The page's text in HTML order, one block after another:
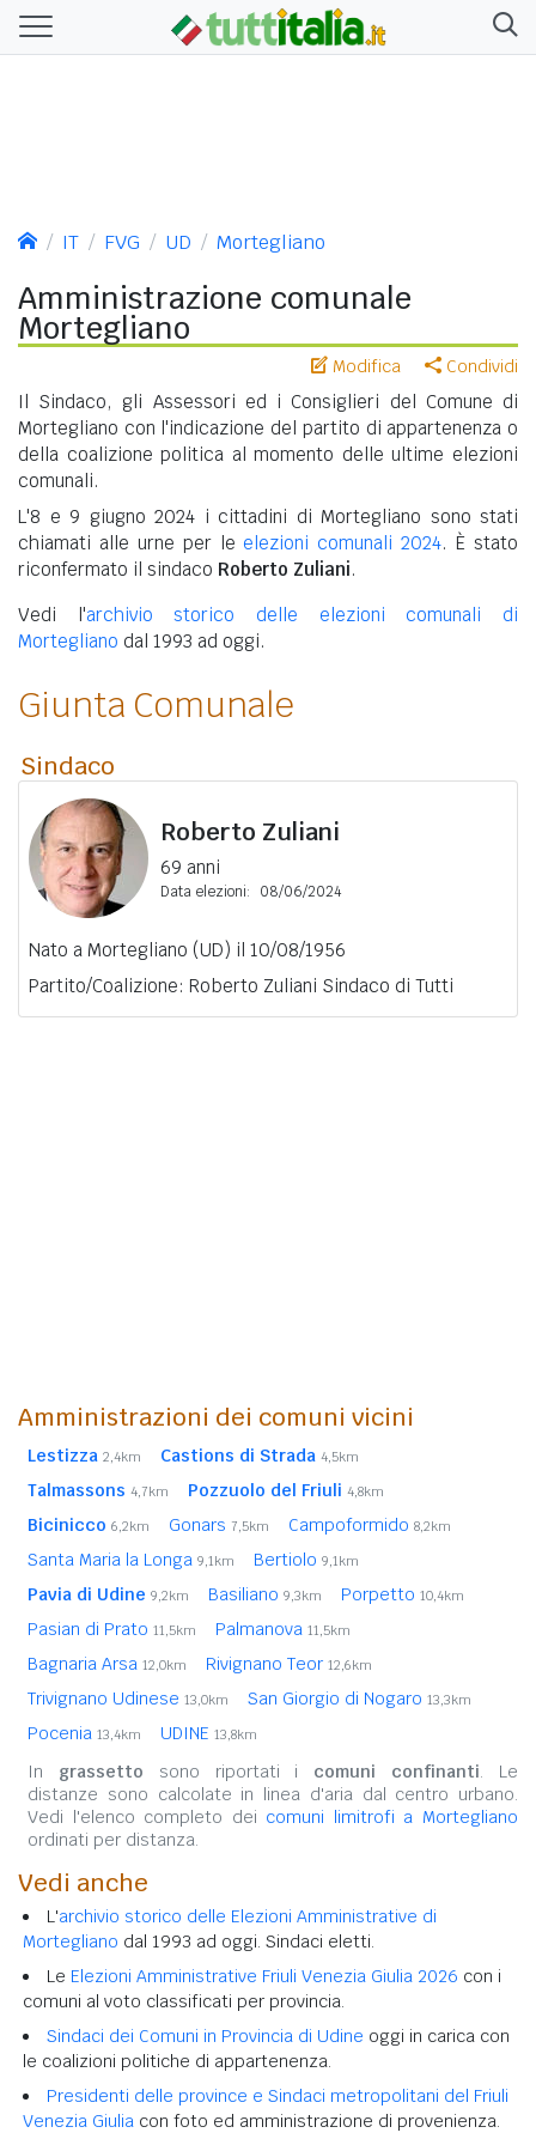
IT FVG UD Mortegliano
Amministrazione comunale
Mortegliano
Modifica Condividi
Il Sindaco, gli Assessori ed i Consiglieri del Comune di
Mortegliano con l'indicazione del partito di appartenenza o
della coalizione politica al momento delle ultime elezioni
comunali.
L'8 e 9 giugno 2024 i cittadini di Mortegliano sono stati
chiamati alle urne per le elezioni comunali 2024. È stato
riconfermato il sindaco Roberto Zuliani.
Vedi l'archivio storico delle elezioni comunali di
Mortegliano dal 1993 ad oggi.
Giunta Comunale
Sindaco
Roberto Zuliani
69 anni
Data elezioni: 08/06/2024
Nato a Mortegliano (UD) il 10/08/1956
Partito/Coalizione: Roberto Zuliani Sindaco di Tutti
Amministrazioni dei comuni vicini
Lestizza 2,4km Castions di Strada 4,5km
Talmassons 4,7km Pozzuolo del Friuli 4,8km
Bicinicco 6,2km Gonars 7,5km Campoformido 8,2km
Santa Maria la Longa 9,1km Bertiolo 9,1km
Pavia di Udine 9,2km Basiliano 9,3km Porpetto 10,4km
Pasian di Prato 11,5km Palmanova 11,5km
Bagnaria Arsa 12,0km Rivignano Teor 12,6km
Trivignano Udinese 13,0km San Giorgio di Nogaro 13,3km
Pocenia 13,4km UDINE 13,8km
In grassetto sono riportati i comuni confinanti. Le
distanze sono calcolate in linea d'aria dal centro urbano.
Vedi l'elenco completo dei comuni limitrofi a Mortegliano
ordinati per distanza.
Vedi anche
L'archivio storico delle Elezioni Amministrative di
Mortegliano dal 1993 ad oggi. Sindaci eletti.
Le Elezioni Amministrative Friuli Venezia Giulia 2026 con i
comuni al voto classificati per provincia.
Sindaci dei Comuni in Provincia di Udine oggi in carica con
le coalizioni politiche di appartenenza.
Presidenti delle province e Sindaci metropolitani del Friuli
Venezia Giulia con foto ed amministrazione di provenienza.